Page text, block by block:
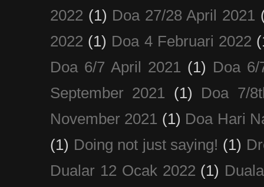
2022 (1) Doa 27/28 April 2021
2022 (1) Doa 4 Februari 2022
Doa 6/7 April 2021 (1) Doa
September 2021
(1)
Doa 7/
November 2021 (1) Doa Hari
(1) Doing not just saying! (1)
Dualar 12 Ocak 2022 (1)